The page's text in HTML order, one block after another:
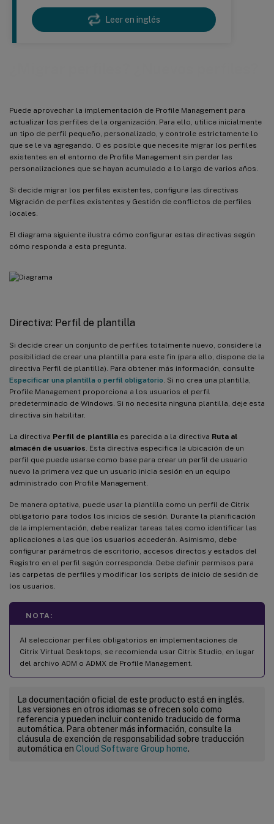
Leer en inglés
Puede aprovechar la implementación de Profile Management para
actualizar los perfiles de la organización. Para ello, utilice inicialmente
un tipo de perfil pequeño, personalizado, y controle estrictamente lo
que se le va agregando. O es posible que necesite migrar los perfiles
existentes en el entorno de Profile Management sin perder las
personalizaciones que se hayan acumulado a lo largo de varios años.
Si decide migrar los perfiles existentes, configure las directivas
Migración de perfiles existentes y Gestión de conflictos de perfiles
locales.
El diagrama siguiente ilustra cómo configurar estas directivas según
cómo responda a esta pregunta.
Directiva: Perfil de plantilla
Si decide crear un conjunto de perfiles totalmente nuevo, considere la
posibilidad de crear una plantilla para este fin (para ello, dispone de la
directiva Perfil de plantilla). Para obtener más información, consulte
Especificar una plantilla o perfil obligatorio . Si no crea una plantilla,
Profile Management proporciona a los usuarios el perfil
predeterminado de Windows. Si no necesita ninguna plantilla, deje esta
directiva sin habilitar.
La directiva Perfil de plantilla es parecida a la directiva Ruta al
almacén de usuarios . Esta directiva especifica la ubicación de un
perfil que puede usarse como base para crear un perfil de usuario
nuevo la primera vez que un usuario inicia sesión en un equipo
administrado con Profile Management.
De manera optativa, puede usar la plantilla como un perfil de Citrix
obligatorio para todos los inicios de sesión. Durante la planificación
de la implementación, debe realizar tareas tales como identificar las
aplicaciones a las que los usuarios accederán. Asimismo, debe
configurar parámetros de escritorio, accesos directos y estados del
Registro en el perfil según corresponda. Debe definir permisos para
las carpetas de perfiles y modificar los scripts de inicio de sesión de
los usuarios.
NOTA:
Al seleccionar perfiles obligatorios en implementaciones de
Citrix Virtual Desktops, se recomienda usar Citrix Studio, en lugar
del archivo ADM o ADMX de Profile Management.
La documentación oficial de este producto está en inglés.
Las versiones en otros idiomas se ofrecen solo como
referencia y pueden incluir contenido traducido de forma
automática. Para obtener más información, consulte la
cláusula de exención de responsabilidad sobre traducción
automática en Cloud Software Group home.